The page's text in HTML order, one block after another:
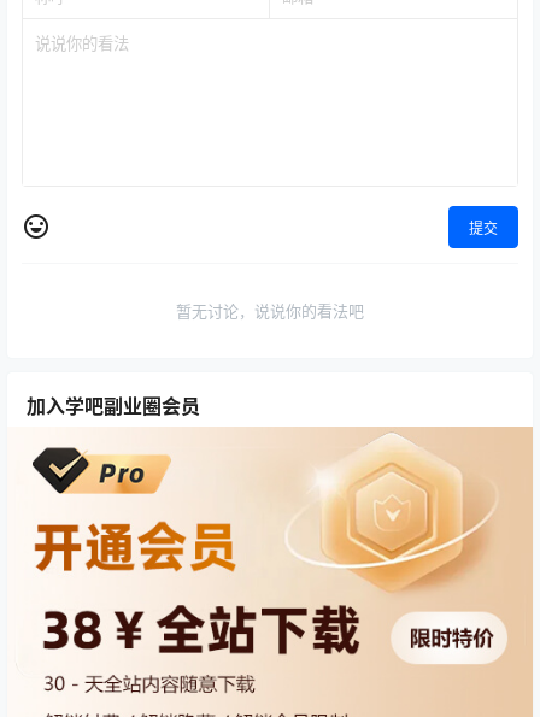
提交
暂无讨论，说说你的看法吧
加入学吧副业圈会员